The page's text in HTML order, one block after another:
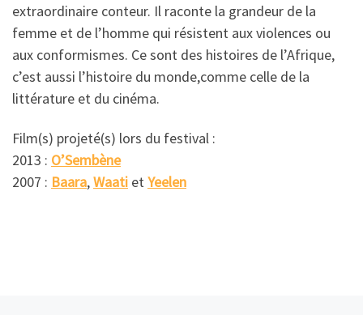
extraordinaire conteur. Il raconte la grandeur de la
femme et de l’homme qui résistent aux violences ou
aux conformismes. Ce sont des histoires de l’Afrique,
c’est aussi l’histoire du monde,comme celle de la
littérature et du cinéma.
Film(s) projeté(s) lors du festival :
2013 : O’Sembène
2007 : Baara,Waati etYeelen